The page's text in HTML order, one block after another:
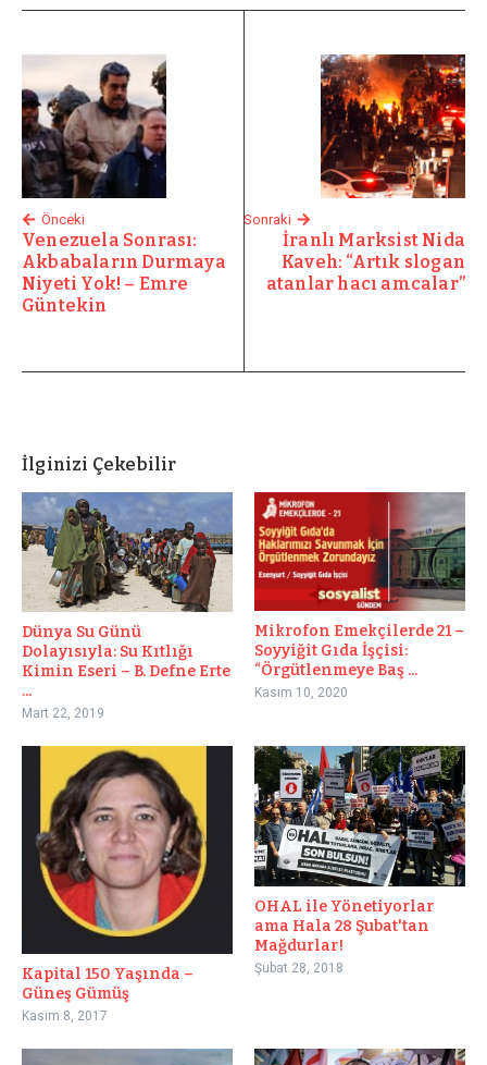
Önceki
Venezuela Sonrası:
Akbabaların Durmaya
Niyeti Yok! – Emre
Güntekin
Sonraki
İranlı Marksist Nida
Kaveh: “Artık slogan
atanlar hacı amcalar”
İlginizi Çekebilir
Dünya Su Günü
Dolayısıyla: Su Kıtlığı
Kimin Eseri – B. Defne Erte
...
Mart 22, 2019
Mikrofon Emekçilerde 21 –
Soyyiğit Gıda İşçisi:
“Örgütlenmeye Baş ...
Kasım 10, 2020
Kapital 150 Yaşında –
Güneş Gümüş
Kasım 8, 2017
OHAL ile Yönetiyorlar
ama Hala 28 Şubat'tan
Mağdurlar!
Şubat 28, 2018